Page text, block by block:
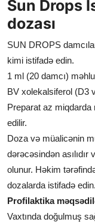
Sun Drops
dozası
SUN DROPS
kimi istifadə edin.
1 ml (20 damcı)
BV xolekalsiferol (D3
Preparat az miqdarda
edilir.
Doza və müalicənin
dərəcəsindən
olunur. Həkim
dozalarda istifadə edin.
Profilaktika
Vaxtında doğulmuş